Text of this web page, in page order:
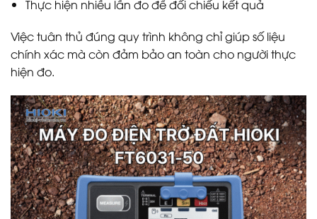
Thực hiện nhiều lần đo để đối chiếu kết quả
Việc tuân thủ đúng quy trình không chỉ giúp số liệu
chính xác mà còn đảm bảo an toàn cho người thực
hiện đo.